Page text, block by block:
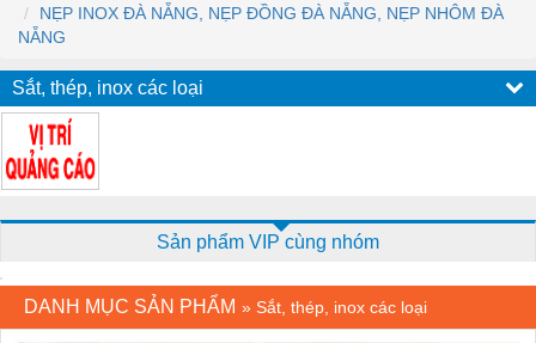
NẸP INOX ĐÀ NẴNG, NẸP ĐỒNG ĐÀ NẴNG, NẸP NHÔM ĐÀ
NẴNG
Sắt, thép, inox các loại
Sản phẩm VIP cùng nhóm
DANH MỤC SẢN PHẨM » Sắt, thép, inox các loại